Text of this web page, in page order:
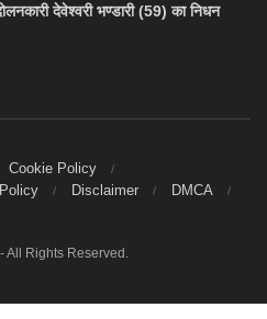
देवेश्वरी भण्डारी (59) का निधन
Cookie Policy
Disclaimer
DMCA
- All Rights Reserved.